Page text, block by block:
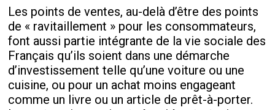
Les points de ventes, au-delà d’être des points
de « ravitaillement » pour les consommateurs,
font aussi partie intégrante de la vie sociale des
Français qu’ils soient dans une démarche
d’investissement telle qu’une voiture ou une
cuisine, ou pour un achat moins engageant
comme un livre ou un article de prêt-à-porter.